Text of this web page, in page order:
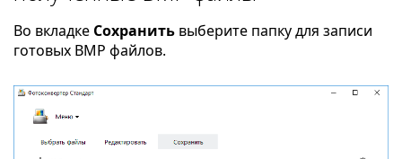
Во вкладке Сохранить выберите папку для записи
готовых BMP файлов.